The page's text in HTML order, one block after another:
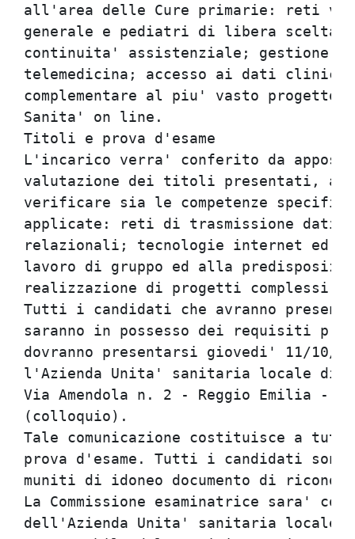
all'area delle Cure primarie: reti
generale e pediatri di libera scelta;
continuita' assistenziale; gestione
telemedicina; accesso ai dati
complementare al piu' vasto progetto
Sanita' on line.
Titoli e prova d'esame
L'incarico verra' conferito da
valutazione dei titoli presentati, a
verificare sia le competenze
applicate: reti di trasmissione dati;
relazionali; tecnologie internet ed
lavoro di gruppo ed alla
realizzazione di progetti complessi.
Tutti i candidati che avranno
saranno in possesso dei requisiti
dovranno presentarsi giovedi' 11/10/
l'Azienda Unita' sanitaria locale di
Via Amendola n. 2 - Reggio Emilia -
(colloquio).
Tale comunicazione costituisce a
prova d'esame. Tutti i candidati
muniti di idoneo documento di
La Commissione esaminatrice sara'
dell'Azienda Unita' sanitaria locale,